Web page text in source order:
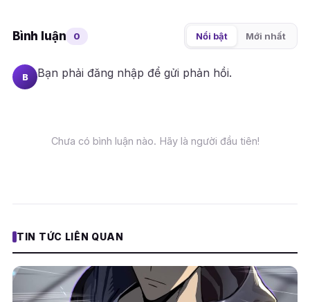
Bình luận 0 Nổi bật Mới nhất
B Bạn phải đăng nhập để gửi phản hồi.
Chưa có bình luận nào. Hãy là người đầu tiên!
TIN TỨC LIÊN QUAN